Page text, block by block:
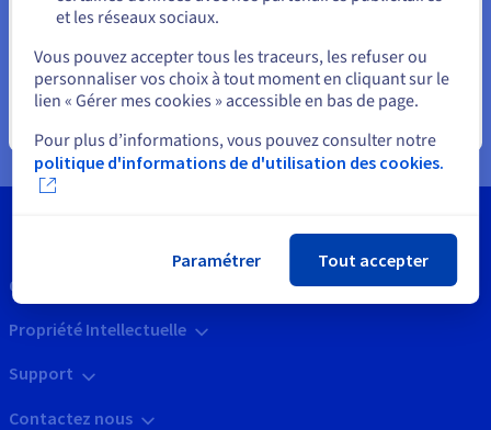
jour de l’option de prélèvement automatique
Que se passe-t-il si le moyen de paiement n’est
pas valide ?
Outils
Propriété Intellectuelle
Support
Contactez nous
Sélectionner un autre site web
et les réseaux sociaux.
Vous pouvez accepter tous les traceurs, les refuser ou
personnaliser vos choix à tout moment en cliquant sur le
lien « Gérer mes cookies » accessible en bas de page.
Pour plus d’informations, vous pouvez consulter notre
politique d'informations de d'utilisation des cookies.
Paramétrer Tout accepter